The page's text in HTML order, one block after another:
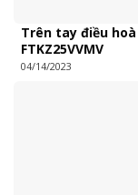
Trên tay điều
FTKZ25VVMV
04/14/2023